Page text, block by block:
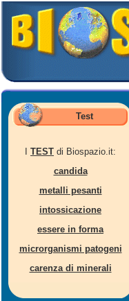
Test
TEST di Biospazio.it:
candida
metalli pesanti
intossicazione
essere in forma
microrganismi patogeni
carenza di minerali